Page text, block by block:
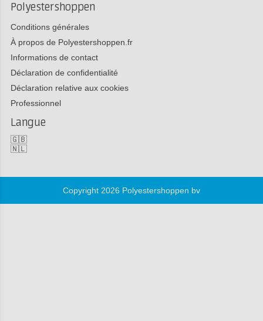
Polyestershoppen
Conditions générales
À propos de Polyestershoppen.fr
Informations de contact
Déclaration de confidentialité
Déclaration relative aux cookies
Professionnel
Langue
🇬🇧
🇳🇱
Copyright 2026 Polyestershoppen bv